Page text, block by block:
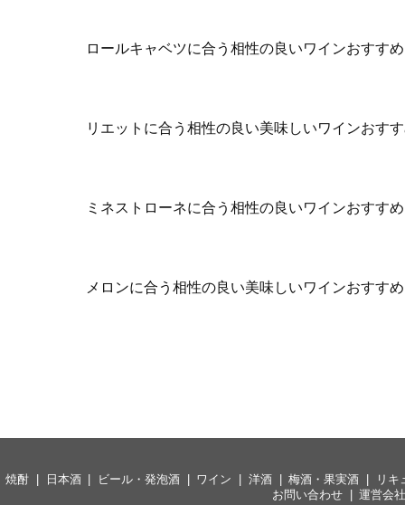
ロールキャベツに合う相性の良いワインおすす
リエットに合う相性の良い美味しいワインおす
ミネストローネに合う相性の良いワインおすす
メロンに合う相性の良い美味しいワインおすす
焼酎 日本酒 ビール・発泡酒 ワイン 洋酒 梅酒・果実酒
リキ
お問い合わせ
運営会